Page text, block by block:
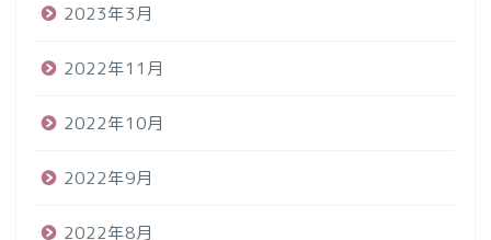
2023年3月
2022年11月
2022年10月
2022年9月
2022年8月